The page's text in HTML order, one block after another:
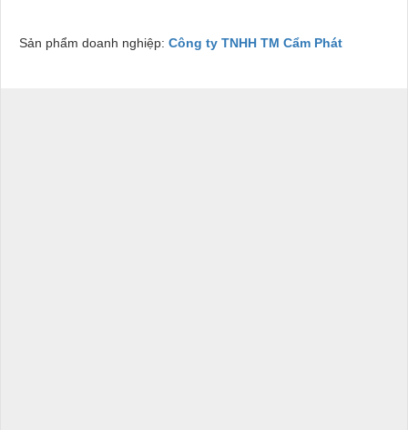
Sản phẩm doanh nghiệp: Công ty TNHH TM Cẩm Phát